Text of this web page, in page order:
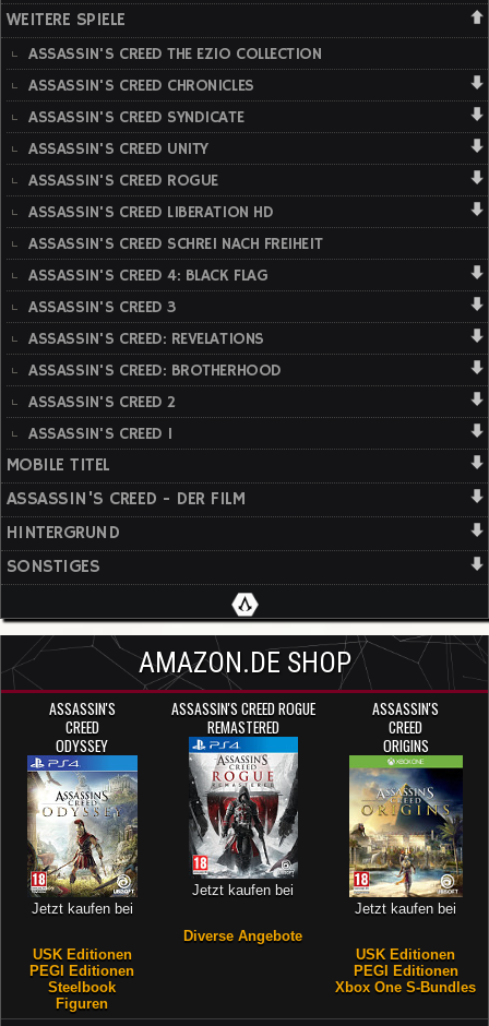
WEITERE SPIELE
ASSASSIN'S CREED THE EZIO COLLECTION
ASSASSIN'S CREED CHRONICLES
ASSASSIN'S CREED SYNDICATE
ASSASSIN'S CREED UNITY
ASSASSIN'S CREED ROGUE
ASSASSIN'S CREED LIBERATION HD
ASSASSIN'S CREED SCHREI NACH FREIHEIT
ASSASSIN'S CREED 4: BLACK FLAG
ASSASSIN'S CREED 3
ASSASSIN'S CREED: REVELATIONS
ASSASSIN'S CREED: BROTHERHOOD
ASSASSIN'S CREED 2
ASSASSIN'S CREED 1
MOBILE TITEL
ASSASSIN'S CREED - DER FILM
HINTERGRUND
SONSTIGES
AMAZON.DE SHOP
ASSASSIN'S
CREED
ODYSSEY
Jetzt kaufen bei
USK Editionen
PEGI Editionen
Steelbook
Figuren
ASSASSIN'S CREED ROGUE
REMASTERED
Jetzt kaufen bei
Diverse Angebote
ASSASSIN'S
CREED
ORIGINS
Jetzt kaufen bei
USK Editionen
PEGI Editionen
Xbox One S-Bundles